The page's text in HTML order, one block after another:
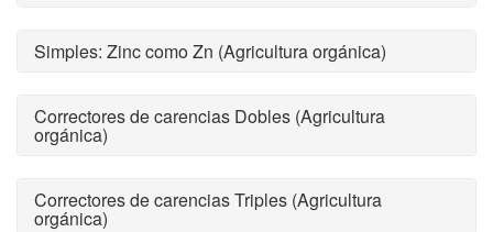
Simples: Zinc como Zn (Agricultura orgánica)
Correctores de carencias Dobles (Agricultura
orgánica)
Correctores de carencias Triples (Agricultura
orgánica)